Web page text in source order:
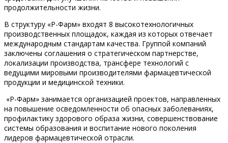
продолжительности жизни.
В структуру «Р-Фарм» входят 8 высокотехнологичных
производственных площадок, каждая из которых отвечает
международным стандартам качества. Группой компаний
заключены соглашения о стратегическом партнерстве,
локализации производства, трансфере технологий с
ведущими мировыми производителями фармацевтической
продукции и медицинской техники.
«Р-Фарм» занимается организацией проектов, направленных
на повышение осведомленности об опасных заболеваниях,
профилактику здорового образа жизни, совершенствование
системы образования и воспитание нового поколения
лидеров фармацевтической отрасли.